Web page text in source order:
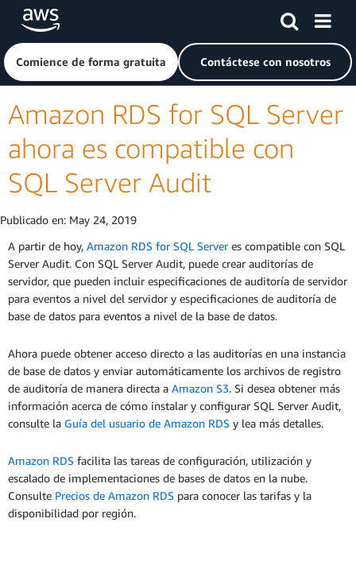
Saltar al contenido principal
Haga clic aquí para volver a la página de inicio de Amazon
Comience de forma gratuita Contáctese con nosotros
Amazon RDS for SQL Server
ahora es compatible con
SQL Server Audit
Publicado en: May 24, 2019
A partir de hoy, Amazon RDS for SQL Serveres compatible con SQL
Server Audit. Con SQL Server Audit, puede crear auditorías de
servidor, que pueden incluir especificaciones de auditoría de servidor
para eventos a nivel del servidor y especificaciones de auditoría de
base de datos para eventos a nivel de la base de datos.
Ahora puede obtener acceso directo a las auditorías en una instancia
de base de datos y enviar automáticamente los archivos de registro
de auditoría de manera directa a Amazon S3. Si desea obtener más
información acerca de cómo instalar y configurar SQL Server Audit,
consulte la Guía del usuario de Amazon RDS y lea más detalles.
Amazon RDS facilita las tareas de configuración, utilización y
escalado de implementaciones de bases de datos en la nube.
Consulte Precios de Amazon RDS para conocer las tarifas y la
disponibilidad por región.